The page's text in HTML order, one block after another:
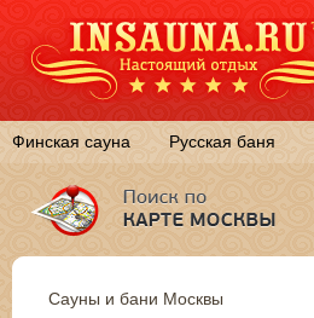
Финская сауна Русская баня
Сауны и бани Москвы